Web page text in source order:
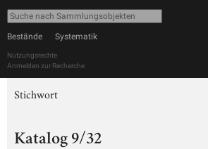
Bestände Systematik
Nutzungsrechte
Anmelden zur Recherche
Stichwort
Katalog 9/32